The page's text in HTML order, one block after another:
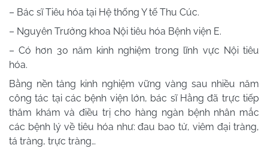
– Bác sĩ Tiêu hóa tại Hệ thống Y tế Thu Cúc.
– Nguyên Trưởng khoa Nội tiêu hóa Bệnh viện E.
– Có hơn 30 năm kinh nghiệm trong lĩnh vực Nội tiêu
hóa.
Bằng nền tảng kinh nghiệm vững vàng sau nhiều năm
công tác tại các bệnh viện lớn, bác sĩ Hằng đã trực tiếp
thăm khám và điều trị cho hàng ngàn bệnh nhân mắc
các bệnh lý về tiêu hóa như: đau bao tử, viêm đại tràng,
tá tràng, trực tràng…